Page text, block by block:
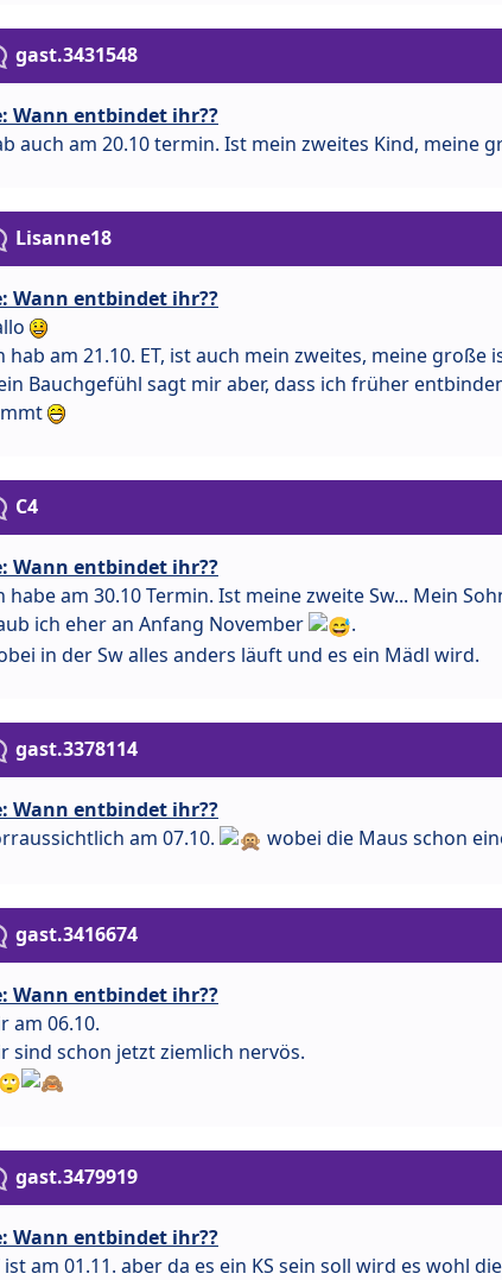
gast.3431548
Wann entbindet ihr??
auch am 20.10 termin. Ist mein zweites Kind, meine
Lisanne18
Wann entbindet ihr??
hab am 21.10. ET, ist auch mein zweites, meine große
Bauchgefühl sagt mir aber, dass ich früher
C4
Wann entbindet ihr??
habe am 30.10 Termin. Ist meine zweite Sw... Mein
ich eher an Anfang November
.
in der Sw alles anders läuft und es ein Mädl wird.
gast.3378114
Wann entbindet ihr??
am 07.10.
wobei die Maus schon
gast.3416674
Wann entbindet ihr??
am 06.10.
sind schon jetzt ziemlich nervös.
gast.3479919
Wann entbindet ihr??
ist am 01.11. aber da es ein KS sein soll wird es wohl